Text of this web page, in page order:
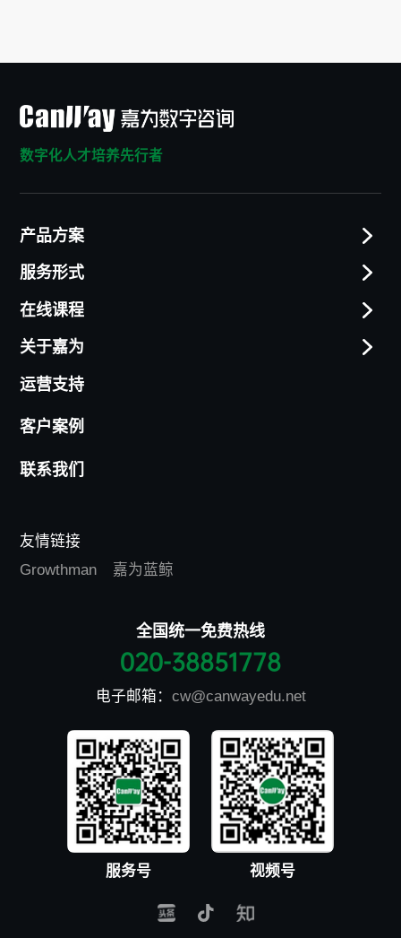
数字化人才培养先行者
产品方案
服务形式
在线课程
关于嘉为
运营支持
客户案例
联系我们
友情链接
Growthman
嘉为蓝鲸
全国统一免费热线
020-38851778
电子邮箱： cw@canwayedu.net
服务号 视频号